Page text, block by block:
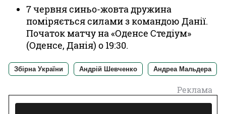
7 червня синьо-жовта дружина
поміряється силами з командою Данії.
Початок матчу на «Оденсе Стедіум»
(Оденсе, Данія) о 19:30.
Збірна України Андрій Шевченко Андреа Мальдера
Реклама